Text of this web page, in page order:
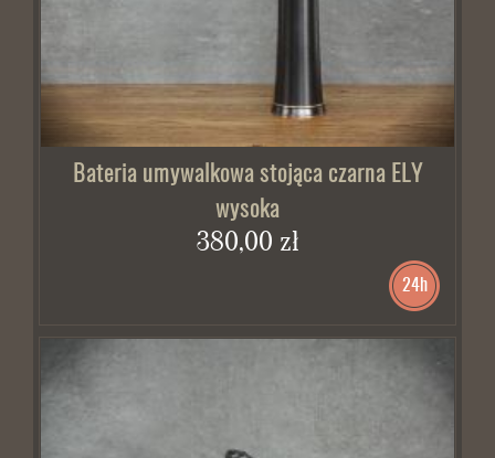
Bateria umywalkowa stojąca czarna ELY
wysoka
380,00 zł
24h